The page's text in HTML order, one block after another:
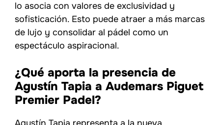
lo asocia con valores de exclusividad y
sofisticación. Esto puede atraer a más marcas
de lujo y consolidar al pádel como un
espectáculo aspiracional.
¿Qué aporta la presencia de
Agustín Tapia a Audemars Piguet
Premier Padel?